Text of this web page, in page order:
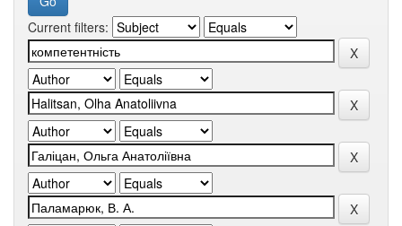
Current filters: